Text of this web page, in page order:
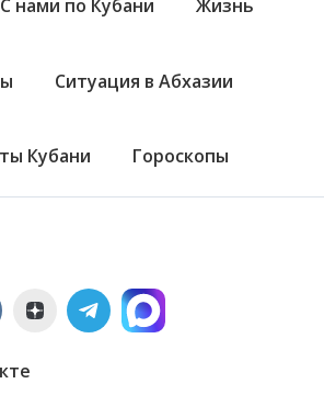
С нами по Кубани Жизнь
Ситуация в Абхазии
Кубани Гороскопы